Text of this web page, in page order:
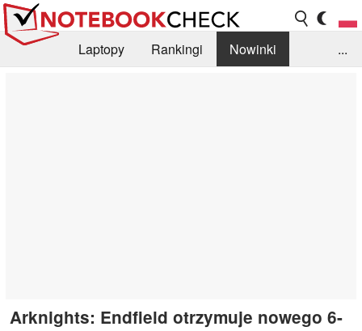
Laptopy Rankingi
Nowinki
...
Arknights: Endfield otrzymuje nowego 6-